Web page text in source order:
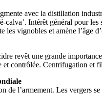
avec la distillation
calva’. Intérêt général pour les
les vignobles et amène l’âge
revêt une grande
et contrôlée. Centrifugation et
de l’armement. Les vergers